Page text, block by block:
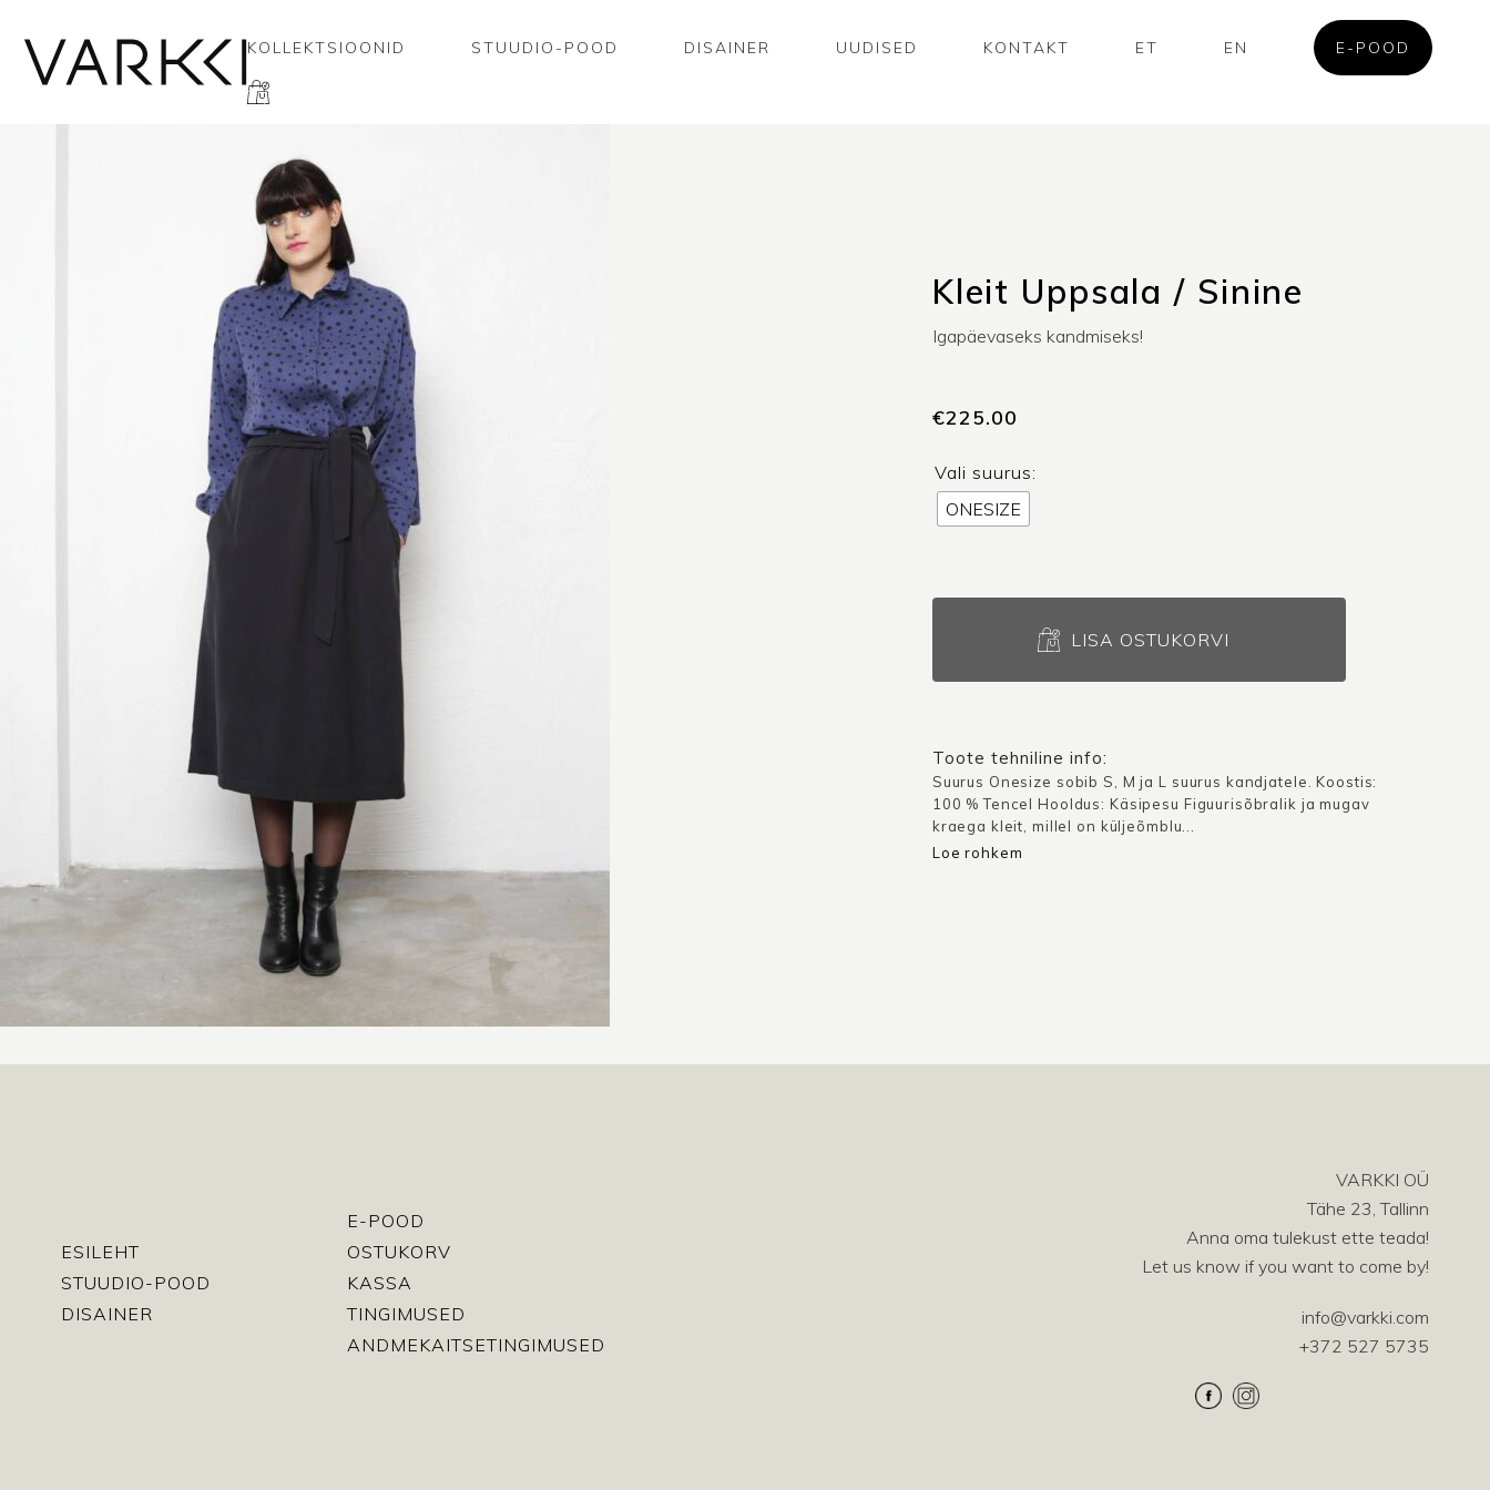
KOLLEKTSIOONID STUUDIO-POOD DISAINER UUDISED KONTAKT ET EN E-POOD
Kleit Uppsala / Sinine
Igapäevaseks kandmiseks!
€225.00
Vali suurus:
ONESIZE
LISA OSTUKORVI
Toote tehniline info:
Suurus Onesize sobib S, M ja L suurus kandjatele. Koostis:
100 % Tencel Hooldus: Käsipesu Figuurisõbralik ja mugav
kraega kleit, millel on küljeõmblu...
Loe rohkem
ESILEHT
STUUDIO-POOD
DISAINER
E-POOD
OSTUKORV
KASSA
TINGIMUSED
ANDMEKAITSETINGIMUSED
VARKKI OÜ
Tähe 23, Tallinn
Anna oma tulekust ette teada!
Let us know if you want to come by!
info@varkki.com
+372 527 5735